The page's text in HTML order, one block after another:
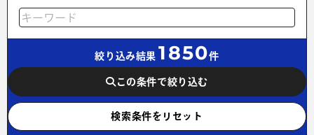
絞り込み結果 1850件
この条件で絞り込む
検索条件をリセット